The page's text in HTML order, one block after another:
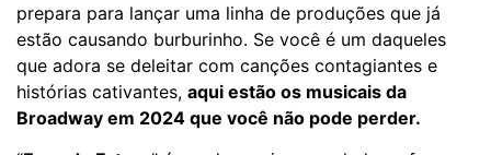
prepara para lançar uma linha de produções que já
estão causando burburinho. Se você é um daqueles
que adora se deleitar com canções contagiantes e
histórias cativantes, aqui estão os musicais da
Broadway em 2024 que você não pode perder.